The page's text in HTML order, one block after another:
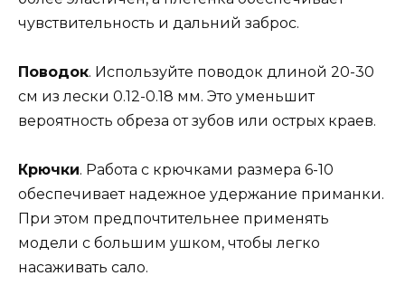
чувствительность и дальний заброс.
Поводок. Используйте поводок длиной 20-30
см из лески 0.12-0.18 мм. Это уменьшит
вероятность обреза от зубов или острых краев.
Крючки. Работа с крючками размера 6-10
обеспечивает надежное удержание приманки.
При этом предпочтительнее применять
модели с большим ушком, чтобы легко
насаживать сало.